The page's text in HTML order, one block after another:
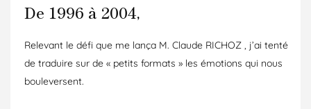
De 1996 à 2004,
Relevant le défi que me lança M. Claude RICHOZ , j’ai tenté
de traduire sur de « petits formats » les émotions qui nous
bouleversent.